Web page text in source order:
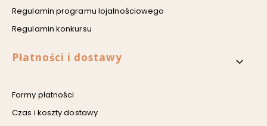
Regulamin programu lojalnościowego
Regulamin konkursu
Płatności i dostawy
Formy płatności
Czas i koszty dostawy